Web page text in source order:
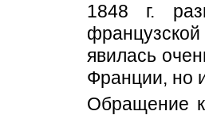
1848 г.
явилась
Франции, но
Обращение